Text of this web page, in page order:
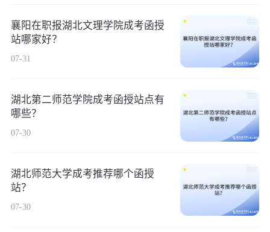
襄阳在职报湖北文理学院成考函授
站哪家好？
07-31
湖北第二师范学院成考函授站点有
哪些？
07-30
湖北师范大学成考推荐哪个函授
站？
07-30